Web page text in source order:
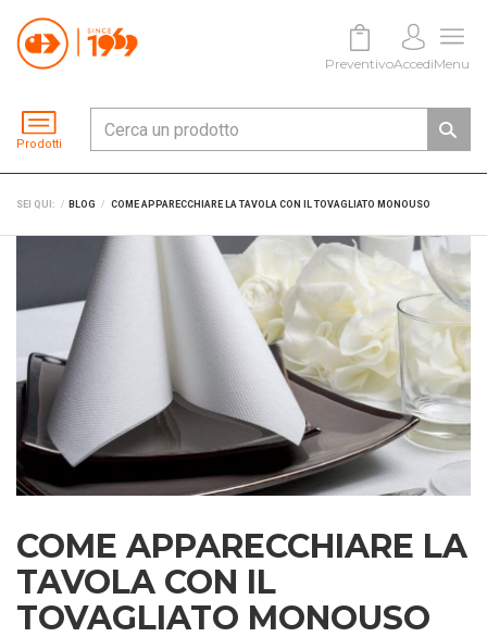
Prodotti
PreventivoAccediMenu
SEI QUI: BLOG COME APPARECCHIARE LA TAVOLA CON IL TOVAGLIATO MONOUSO
COME APPARECCHIARE LA
TAVOLA CON IL
TOVAGLIATO MONOUSO